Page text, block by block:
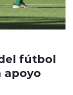
fútbol
apoyo